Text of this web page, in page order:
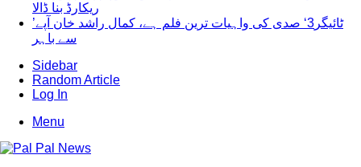
ریکارڈ بنا ڈالا
’ٹائیگر3‘ صدی کی واہیات ترین فلم ہے، کمال راشد خان آپے
سے باہر
Sidebar
Random Article
Log In
Menu